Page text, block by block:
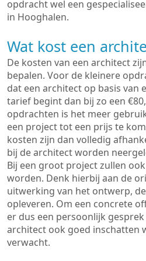
opdracht wel een
in Hooghalen.
Wat kost een
De kosten van een architect
bepalen. Voor de kleinere
dat een architect op basis
tarief begint dan bij zo een
opdrachten is het meer
een project tot een prijs te
kosten zijn dan volledig
bij de architect worden
Bij een groot project zullen
worden. Denk hierbij aan de
uitwerking van het ontwerp,
opleveren. Om een concrete
er dus een persoonlijk
architect ook goed inschatten
verwacht.